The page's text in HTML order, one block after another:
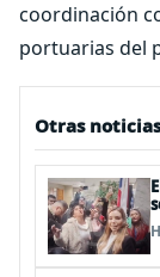
coordinación
portuarias del
Otras